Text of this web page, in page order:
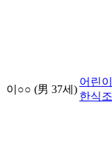
이○○ (男 37세)
어린
한식